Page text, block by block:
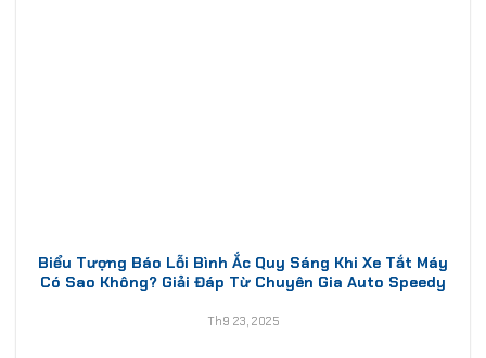
Biểu Tượng Báo Lỗi Bình Ắc Quy Sáng Khi Xe Tắt Máy
Có Sao Không? Giải Đáp Từ Chuyên Gia Auto Speedy
Th9 23, 2025